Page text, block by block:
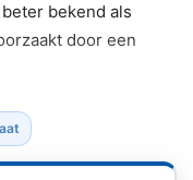
bekend als
door een